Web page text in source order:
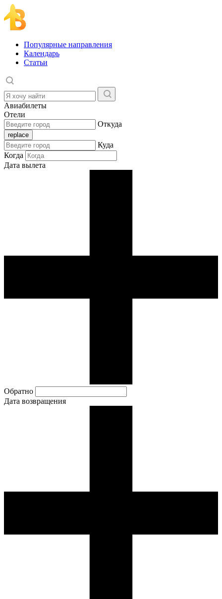
Популярные направления
Календарь
Статьи
Авиабилеты
Отели
Откуда
Куда
Когда
Дата вылета
Обратно
Дата возвращения